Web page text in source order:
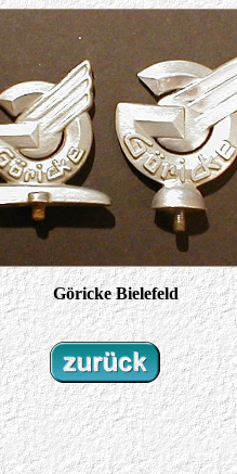
Göricke Bielefeld